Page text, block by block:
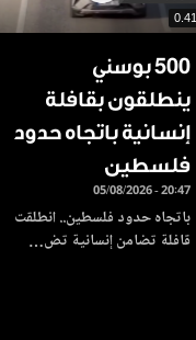
0.41
500 بوسني
ينطلقون بقافلة
إنسانية باتجاه حدود
فلسطين
05/08/2026 - 20:47
باتجاه حدود فلسطين.. انطلقت
قافلة تضامن إنسانية تض…